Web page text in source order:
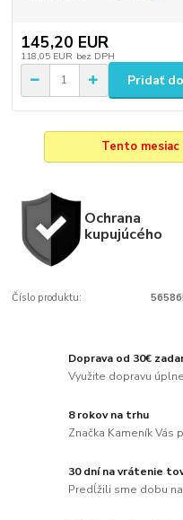
145,20 EUR
118,05 EUR bez DPH
Pridať
Tento mesiac
Ochrana
kupujúcého
Číslo produktu:
Doprava od 30€
Využite dopravu
8 rokov na trhu
Značka Kameník Vás
30 dní na vrátenie
Predĺžili sme dobu